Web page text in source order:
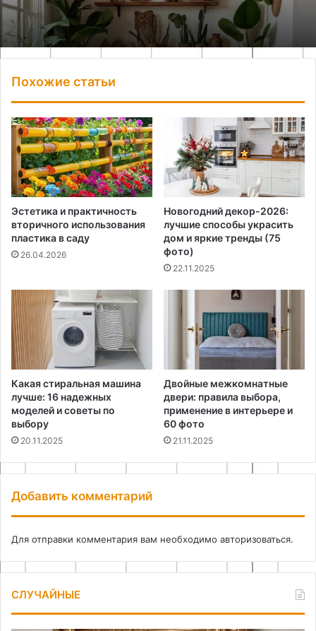
Похожие статьи
Эстетика и практичность
вторичного использования
пластика в саду
26.04.2026
Новогодний декор-2026:
лучшие способы украсить
дом и яркие тренды (75
фото)
22.11.2025
Какая стиральная машина
лучше: 16 надежных
моделей и советы по
выбору
20.11.2025
Двойные межкомнатные
двери: правила выбора,
применение в интерьере и
60 фото
21.11.2025
Добавить комментарий
Для отправки комментария вам необходимо авторизоваться.
СЛУЧАЙНЫЕ